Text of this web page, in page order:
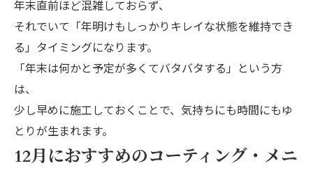
年末直前ほど混雑しておらず、
それでいて「年明けもしっかりキレイな状態を維持でき
る」タイミングになります。
「年末は何かと予定が多くてバタバタする」という方
は、
少し早めに施工しておくことで、気持ちにも時間にもゆ
とりが生まれます。
12月におすすめのコーティング・メニ